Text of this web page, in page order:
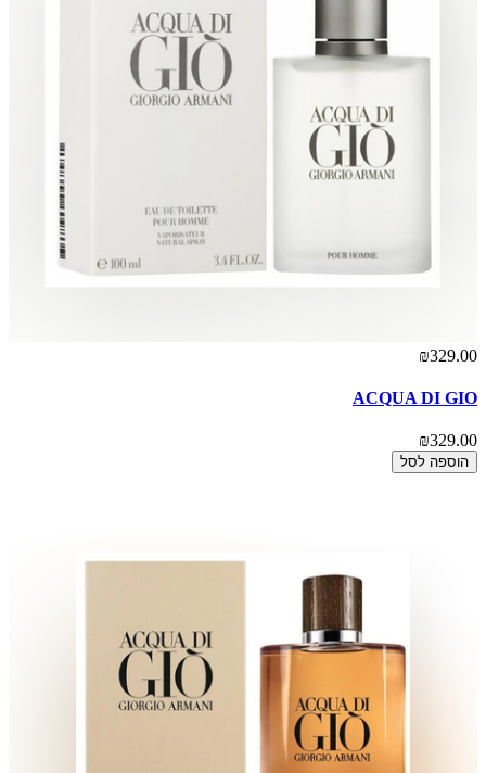
₪329.00
ACQUA DI GIO
₪329.00
הוספה לסל